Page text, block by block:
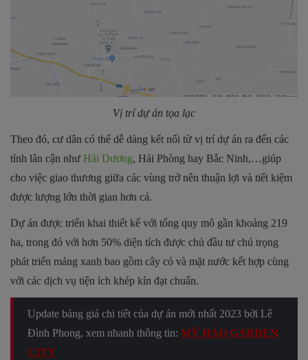
Vị trí dự án tọa lạc
Theo đó, cư dân có thể dễ dàng kết nối từ vị trí dự án ra đến các
tỉnh lân cận như Hải Dương, Hải Phòng hay Bắc Ninh,…giúp
cho việc giao thương giữa các vùng trở nên thuận lợi và tiết kiệm
được lượng lớn thời gian hơn cả.
Dự án được triển khai thiết kế với tổng quy mô gần khoảng 219
ha, trong đó với hơn 50% diện tích được chủ đầu tư chú trọng
phát triển mảng xanh bao gồm cây cỏ và mặt nước kết hợp cùng
với các dịch vụ tiện ích khép kín đạt chuẩn.
Update bảng giá chi tiết của dự án mới nhất 2023 bởi Lê
Đình Phong, xem nhanh thông tin: MỸ HÀO GARDEN
CITY